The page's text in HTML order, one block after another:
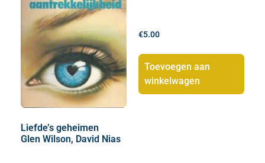
Liefde’s geheimen
Glen Wilson, David Nias
€5.00
Toevoegen aan
winkelwagen